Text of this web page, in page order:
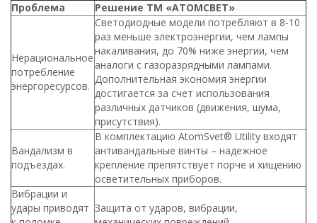
Проблема Решение ТМ «АТОМСВЕТ»
Нерациональное
потребление
энергоресурсов.
Светодиодные модели потребляют в 8-10
раз меньше электроэнергии, чем лампы
накаливания, до 70% ниже энергии, чем
аналоги с газоразрядными лампами.
Дополнительная экономия энергии
достигается за счет использования
различных датчиков (движения, шума,
присутствия).
Вандализм в
подъездах.
В комплектацию AtomSvet® Utility входят
антивандальные винты – надежное
крепление препятствует порче и хищению
осветительных приборов.
Вибрации и
удары приводят Защита от ударов, вибрации,